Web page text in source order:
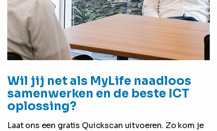
Wil jij net als MyLife naadloos
samenwerken en de beste ICT
oplossing?
Laat ons een gratis Quickscan uitvoeren. Zo kom je